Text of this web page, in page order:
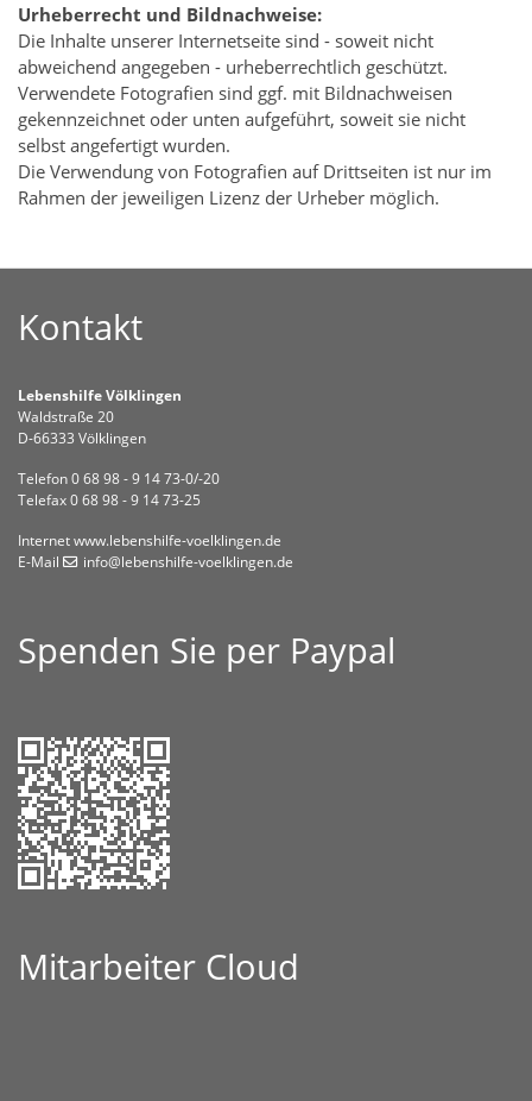
Urheberrecht und Bildnachweise:
Die Inhalte unserer Internetseite sind - soweit nicht
abweichend angegeben - urheberrechtlich geschützt.
Verwendete Fotografien sind ggf. mit Bildnachweisen
gekennzeichnet oder unten aufgeführt, soweit sie nicht
selbst angefertigt wurden.
Die Verwendung von Fotografien auf Drittseiten ist nur im
Rahmen der jeweiligen Lizenz der Urheber möglich.
Kontakt
Lebenshilfe Völklingen
Waldstraße 20
D-66333 Völklingen
Telefon 0 68 98 - 9 14 73-0/-20
Telefax 0 68 98 - 9 14 73-25
Internetwww.lebenshilfe-voelklingen.de
E-Mail
info@lebenshilfe-voelklingen.de
Spenden Sie per Paypal
Mitarbeiter Cloud